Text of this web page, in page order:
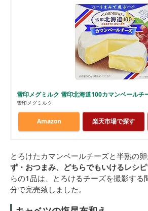
雪印メグミルク 雪印北海道100カマンベールチ
雪印メグミルク
Amazon 楽天市場で探す
とろけたカマンベールチーズと半熟の卵
ず・おつまみ、どちらでもいけるレシピ
らの1品は、とろけるチーズを撮影する
分で完売致しました。